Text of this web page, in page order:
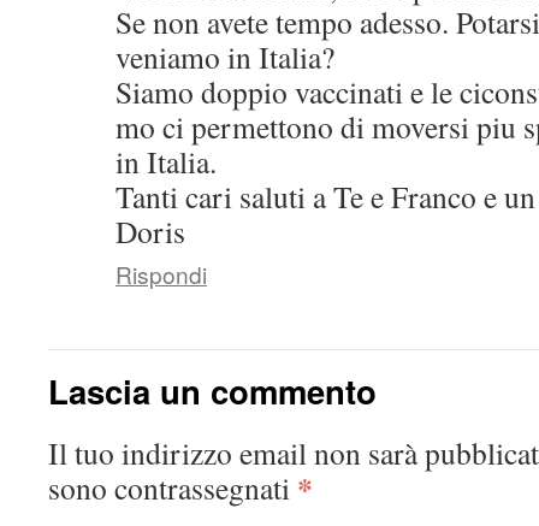
Se non avete tempo adesso.
veniamo in Italia?
Siamo doppio vaccinati e le
mo ci permettono di moversi piu
in Italia.
Tanti cari saluti a Te e Franco e
Doris
Rispondi
Lascia un commento
Il tuo indirizzo email non sarà
sono contrassegnati *